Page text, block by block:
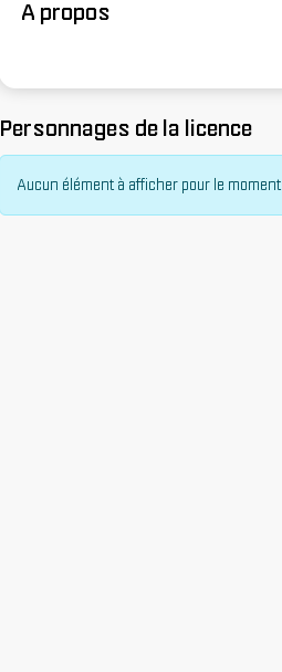
A propos
Personnages de la licence
Aucun élément à afficher pour le moment